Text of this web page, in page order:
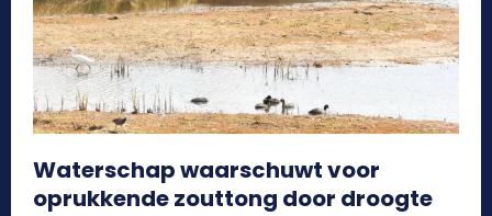
Waterschap waarschuwt voor
oprukkende zouttong door droogte